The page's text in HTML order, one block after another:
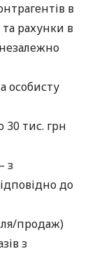
в
рахунки в
особисту
30 тис. грн
з
до
продаж)
з